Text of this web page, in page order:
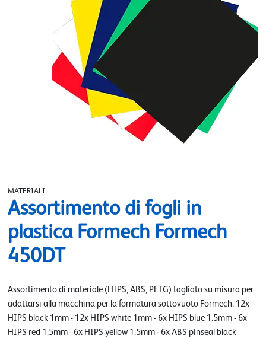
MATERIALI
Assortimento di fogli in
plastica Formech Formech
450DT
Assortimento di materiale (HIPS, ABS, PETG) tagliato su misura per
adattarsi alla macchina per la formatura sottovuoto Formech. 12x
HIPS black 1mm - 12x HIPS white 1mm - 6x HIPS blue 1.5mm - 6x
HIPS red 1.5mm - 6x HIPS yellow 1.5mm - 6x ABS pinseal black